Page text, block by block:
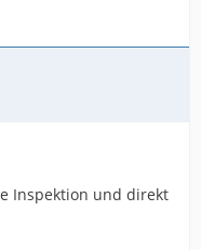
Inspektion und direkt